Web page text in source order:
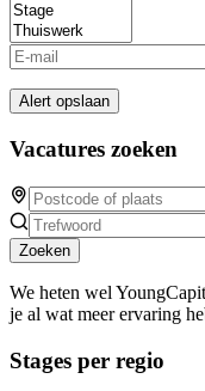
Alert opslaan
Vacatures zoeken
Zoeken
We heten wel
je al wat meer ervaring
Stages per regio